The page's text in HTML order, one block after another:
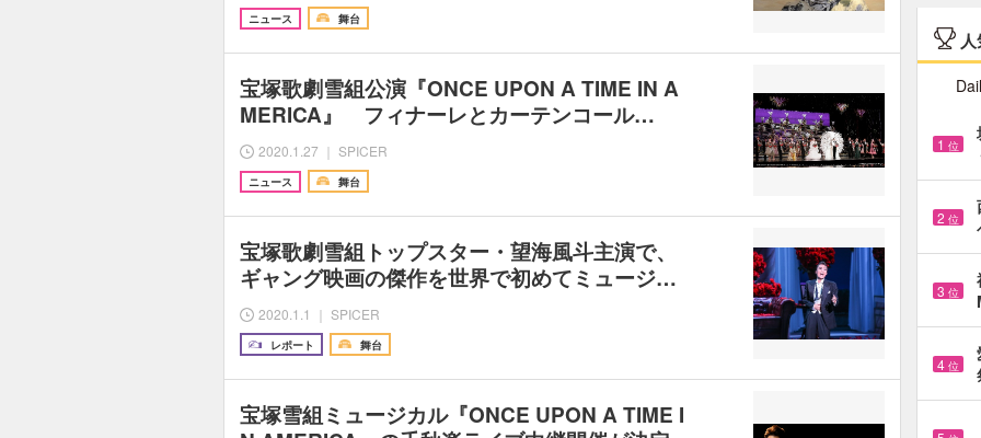
ニュース 舞台
宝塚歌劇雪組公演『ONCE UPON A TIME IN A
MERICA』 フィナーレとカーテンコール…
2020.1.27 ｜ SPICER
ニュース 舞台
宝塚歌劇雪組トップスター・望海風斗主演で、
ギャング映画の傑作を世界で初めてミュージ…
2020.1.1 ｜ SPICER
レポート 舞台
宝塚雪組ミュージカル『ONCE UPON A TIME I
1 位
2 位
3 位
4 位